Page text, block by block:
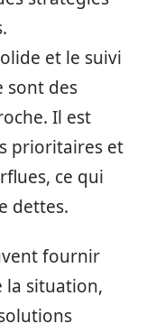
et le suivi
sont des
Il est
prioritaires et
ce qui
dettes.
fournir
la situation,